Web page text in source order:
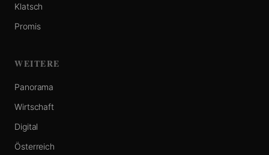
Klatsch
Promis
WEITERE
Panorama
Wirtschaft
Digital
Österreich